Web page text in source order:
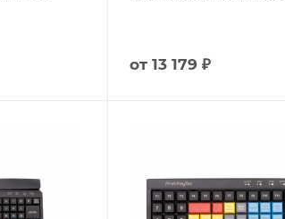
от 13 179 ₽